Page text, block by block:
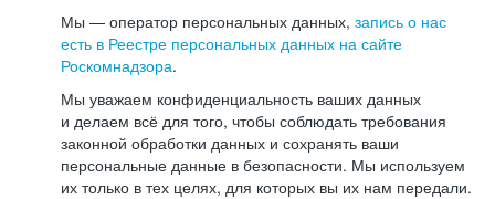
Мы — оператор персональных данных, запись о нас
есть в Реестре персональных данных на сайте
Роскомнадзора.
Мы уважаем конфиденциальность ваших данных
и делаем всё для того, чтобы соблюдать требования
законной обработки данных и сохранять ваши
персональные данные в безопасности. Мы используем
их только в тех целях, для которых вы их нам передали.